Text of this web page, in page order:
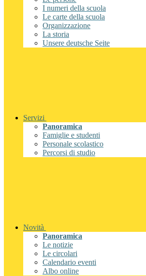
I numeri della scuola
Le carte della scuola
Organizzazione
La storia
Unsere deutsche Seite
Servizi
Panoramica
Famiglie e studenti
Personale scolastico
Percorsi di studio
Novità
Panoramica
Le notizie
Le circolari
Calendario eventi
Albo online